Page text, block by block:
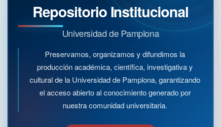
Repositorio Institucional
Universidad de Pamplona
Preservamos, organizamos y difundimos la
producción académica, científica, investigativa y
cultural de la Universidad de Pamplona, garantizando
el acceso abierto al conocimiento generado por
nuestra comunidad universitaria.